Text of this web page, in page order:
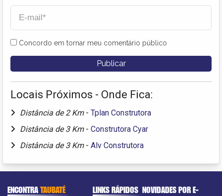
Concordo em tornar meu comentário público
Locais Próximos - Onde Fica:
Distância de 2 Km - Tplan Construtora
Distância de 3 Km - Construtora Cyar
Distância de 3 Km - Alv Construtora
ENCONTRATAUBATÉ LINKS RÁPIDOS NOVIDADES POR E-